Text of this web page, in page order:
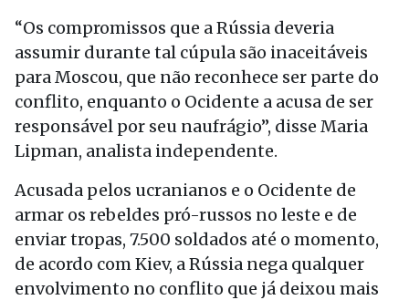
“Os compromissos que a Rússia deveria
assumir durante tal cúpula são inaceitáveis
para Moscou, que não reconhece ser parte do
conflito, enquanto o Ocidente a acusa de ser
responsável por seu naufrágio”, disse Maria
Lipman, analista independente.
Acusada pelos ucranianos e o Ocidente de
armar os rebeldes pró-russos no leste e de
enviar tropas, 7.500 soldados até o momento,
de acordo com Kiev, a Rússia nega qualquer
envolvimento no conflito que já deixou mais